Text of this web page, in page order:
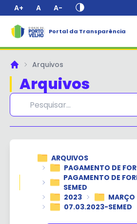
A+ A A-
Portal da Transparência
PrincipalArquivos
Arquivos
ARQUIVOS
PAGAMENTO DE
PAGAMENTO DE
SEMED
2023
MARÇO
07.03.2023-SEMED
✕